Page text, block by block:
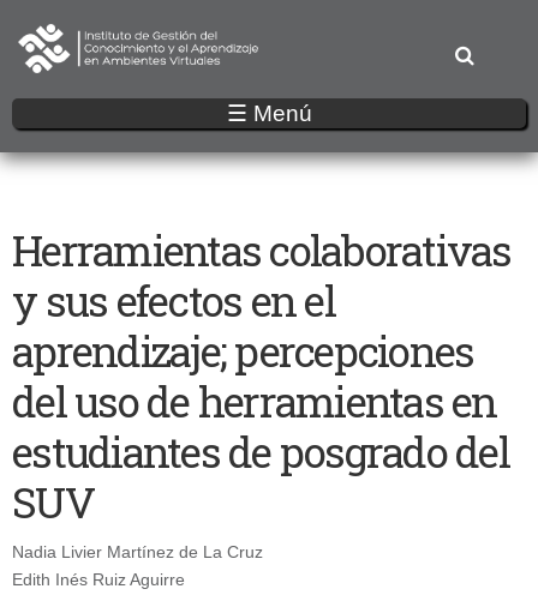
al
contenido
principal
☰ Menú
Herramientas colaborativas
y sus efectos en el
aprendizaje; percepciones
del uso de herramientas en
estudiantes de posgrado del
SUV
Nadia Livier Martínez de La Cruz
Edith Inés Ruiz Aguirre